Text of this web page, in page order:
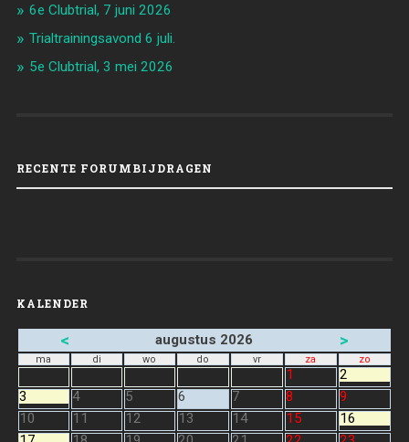
6e Clubtrial, 7 juni 2026
Trialtrainingsavond 6 juli.
5e Clubtrial, 3 mei 2026
RECENTE FORUMBIJDRAGEN
KALENDER
< augustus 2026 >
ma di wo do vr za zo
1
2
3
4 5 6 7 8
9
10
11 12 13 14 15
16